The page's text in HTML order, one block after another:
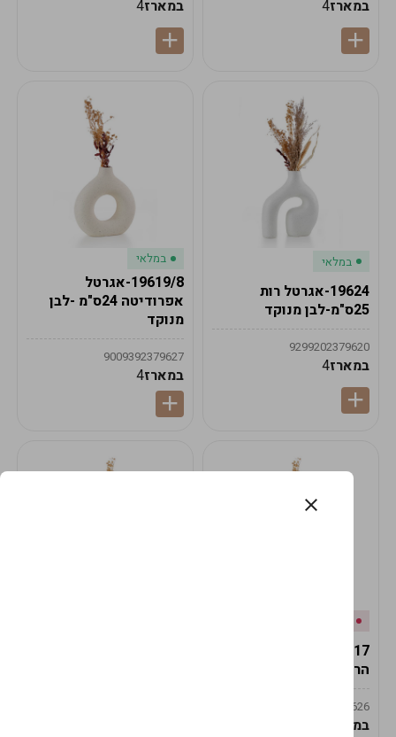
במארז4 במארז4
במלאי
19624-אגרטל רות
25ס"מ-לבן מנוקד
9299202379620
במארז4
במלאי
19619/8-אגרטל
אפרודיטה 24ס"מ -לבן
מנוקד
9009392379627
במארז4
הרמס 19ס"מ -לבן נקי
9009492379626
במארז